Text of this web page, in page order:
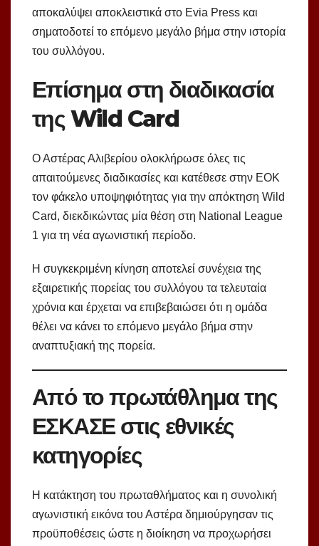
αποκαλύψει αποκλειστικά στο Evia Press και
σηματοδοτεί το επόμενο μεγάλο βήμα στην ιστορία
του συλλόγου.
Επίσημα στη διαδικασία
της Wild Card
Ο Αστέρας Αλιβερίου ολοκλήρωσε όλες τις
απαιτούμενες διαδικασίες και κατέθεσε στην ΕΟΚ
τον φάκελο υποψηφιότητας για την απόκτηση Wild
Card, διεκδικώντας μία θέση στη National League
1 για τη νέα αγωνιστική περίοδο.
Η συγκεκριμένη κίνηση αποτελεί συνέχεια της
εξαιρετικής πορείας του συλλόγου τα τελευταία
χρόνια και έρχεται να επιβεβαιώσει ότι η ομάδα
θέλει να κάνει το επόμενο μεγάλο βήμα στην
αναπτυξιακή της πορεία.
Από το πρωτάθλημα της
ΕΣΚΑΣΕ στις εθνικές
κατηγορίες
Η κατάκτηση του πρωταθλήματος και η συνολική
αγωνιστική εικόνα του Αστέρα δημιούργησαν τις
προϋποθέσεις ώστε η διοίκηση να προχωρήσει